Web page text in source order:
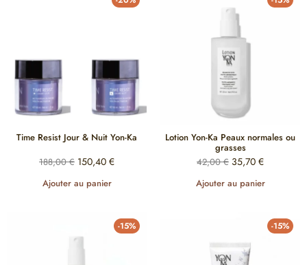
Time Resist Jour & Nuit Yon-Ka
188,00€ 150,40 €
Ajouter au panier
Lotion Yon-Ka Peaux normales ou
grasses
42,00€ 35,70 €
Ajouter au panier
-15% -15%